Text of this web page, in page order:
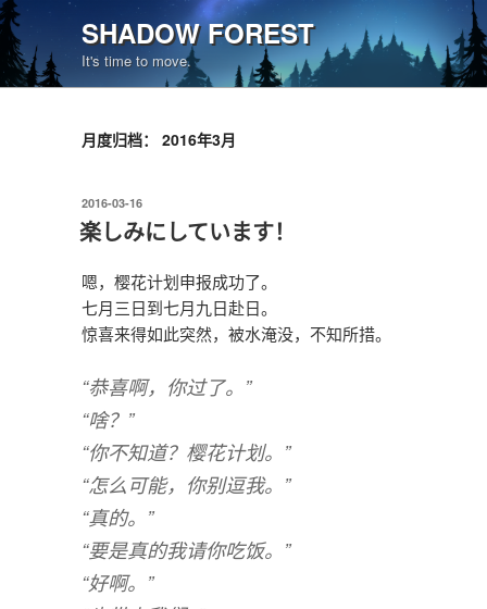
跳
至
内
容
SHADOW FOREST
It's time to move.
月度归档： 2016年3月
发
布
于
2016-03-16
楽しみにしています！
嗯，樱花计划申报成功了。
七月三日到七月九日赴日。
惊喜来得如此突然，被水淹没，不知所措。
“恭喜啊，你过了。”
“啥？”
“你不知道？樱花计划。”
“怎么可能，你别逗我。”
“真的。”
“要是真的我请你吃饭。”
“好啊。”